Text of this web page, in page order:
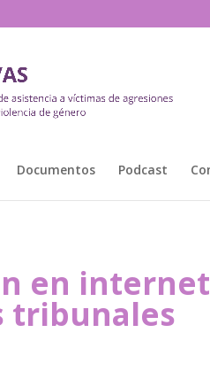
Documentos Podcast
en
tribunales